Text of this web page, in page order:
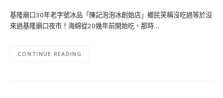
基隆廟口30年老字號冰品「陳記泡泡冰創始店」鄉民笑稱沒吃過等於沒
來過基隆廟口夜市！海綿從20幾年前開始吃，那時…
CONTINUE READING